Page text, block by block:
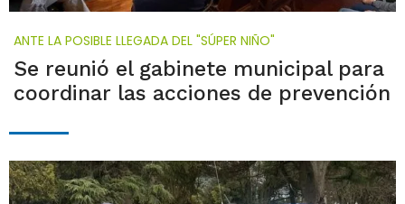
ANTE LA POSIBLE LLEGADA DEL "SÚPER NIÑO"
Se reunió el gabinete municipal para
coordinar las acciones de prevención